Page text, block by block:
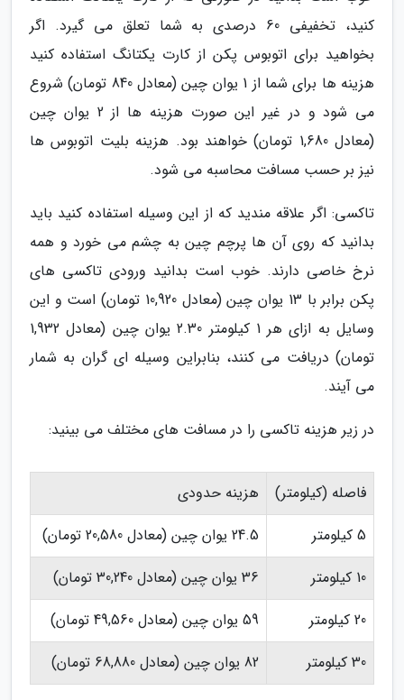
کنید، تخفیفی 60 درصدی به شما تعلق می گیرد. اگر
بخواهید برای اتوبوس پکن از کارت یکتانگ استفاده کنید
هزینه ها برای شما از 1 یوان چین (معادل 840 تومان) شروع
می شود و در غیر این صورت هزینه ها از 2 یوان چین
(معادل 1,680 تومان) خواهند بود. هزینه بلیت اتوبوس ها
نیز بر حسب مسافت محاسبه می شود.
تاکسی: اگر علاقه مندید که از این وسیله استفاده کنید باید
بدانید که روی آن ها پرچم چین به چشم می خورد و همه
نرخ خاصی دارند. خوب است بدانید ورودی تاکسی های
پکن برابر با 13 یوان چین (معادل 10,920 تومان) است و این
وسایل به ازای هر 1 کیلومتر 2.30 یوان چین (معادل 1,932
تومان) دریافت می کنند، بنابراین وسیله ای گران به شمار
می آیند.
در زیر هزینه تاکسی را در مسافت های مختلف می بینید:
فاصله (کیلومتر)
هزینه حدودی
5 کیلومتر
24.5 یوان چین (معادل 20,580 تومان)
10 کیلومتر
36 یوان چین (معادل 30,240 تومان)
20 کیلومتر
59 یوان چین (معادل 49,560 تومان)
30 کیلومتر
82 یوان چین (معادل 68,880 تومان)